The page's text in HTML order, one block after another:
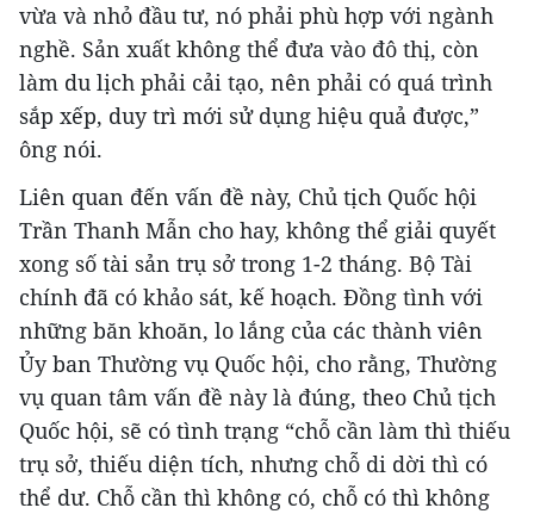
vừa và nhỏ đầu tư, nó phải phù hợp với ngành
nghề. Sản xuất không thể đưa vào đô thị, còn
làm du lịch phải cải tạo, nên phải có quá trình
sắp xếp, duy trì mới sử dụng hiệu quả được,”
ông nói.
Liên quan đến vấn đề này, Chủ tịch Quốc hội
Trần Thanh Mẫn cho hay, không thể giải quyết
xong số tài sản trụ sở trong 1-2 tháng. Bộ Tài
chính đã có khảo sát, kế hoạch. Đồng tình với
những băn khoăn, lo lắng của các thành viên
Ủy ban Thường vụ Quốc hội, cho rằng, Thường
vụ quan tâm vấn đề này là đúng, theo Chủ tịch
Quốc hội, sẽ có tình trạng “chỗ cần làm thì thiếu
trụ sở, thiếu diện tích, nhưng chỗ di dời thì có
thể dư. Chỗ cần thì không có, chỗ có thì không